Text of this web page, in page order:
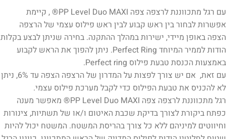
עם רגל מתכווננת לרצפה צפה PP Level Duo MAXI® , קיימת
אפשרות לבחור בין ראש קבוע לבין ראש פילוס עצמי של הרצפה
הצפה באופן מיידי, ישירות במהלך ההתקנה. בחירה שניתן לבצע בקלות
הודות לממיר המיוחד Perfect Ring. ניתן להפוך את הראש לקבוע
באמצעות הכנסת טבעת פילוס Perfect ring.
עם זאת, אם יש צורך לפצות על המדרון של הרצפה הצפה עד 6%, ניתן
לא להכניס את טבעת הפילוס כדי לקבל מערכת פילוס עצמי.
רגל מתכווננת לרצפה צפה PP Level Duo MAXI® מאפשר מענה
כפתח ביקורת לצורך בדיקת שכבת האיטום ו/או של תשתיות, צינורות
וחיווטים למיניהם ללא כל צורך בהריסת המשטח. המשטח יכול להיות